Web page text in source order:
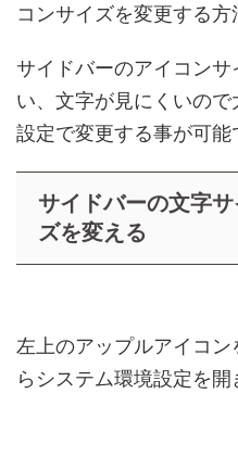
コンサイズを変更する方
サイドバーのアイコン
い、文字が見にくいので
設定で変更する事が可能
サイドバーの文字
ズを変える
左上のアップルアイコ
らシステム環境設定を開